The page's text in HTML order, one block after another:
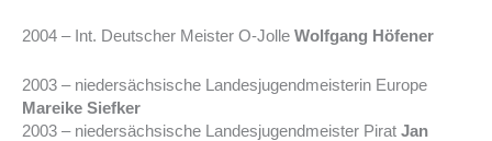
2004 – Int. Deutscher Meister O-Jolle Wolfgang Höfener
2003 – niedersächsische Landesjugendmeisterin Europe
Mareike Siefker
2003 – niedersächsische Landesjugendmeister Pirat Jan